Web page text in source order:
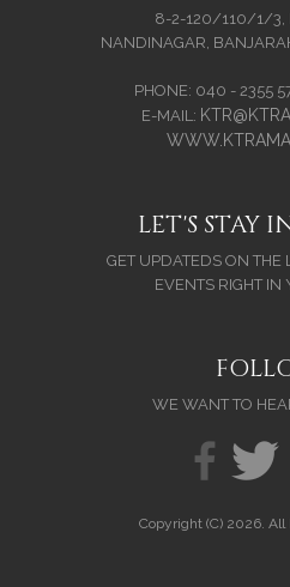
8-2-120/110/1/3,
NANDINAGAR,
PHONE: 040 - 2355
E-MAIL:
LET'S STAY
GET UPDATEDS ON THE
EVENTS RIGHT IN
WE WANT TO
Copyright (C) 2026.